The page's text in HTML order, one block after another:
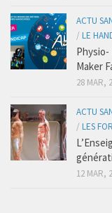
Coaching
Coaching
Coaching
Coaching
Coaching
Presse
Se connecter
ACTU
/ LE
Physio-
Maker
28 MAR,
ACTU
/ LES
12 MAR,